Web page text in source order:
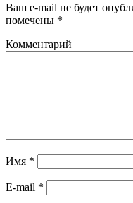
Ваш e-mail не будет
помечены *
Комментарий
Имя *
E-mail *